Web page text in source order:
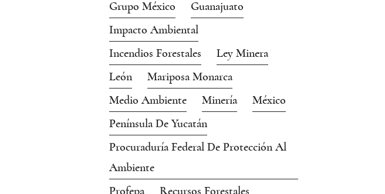
Grupo México
Guanajuato
Impacto Ambiental
Incendios Forestales
Ley Minera
León
Mariposa Monarca
Medio Ambiente
Minería
México
Península De Yucatán
Procuraduría Federal De Protección Al
Ambiente
Profepa
Recursos Forestales